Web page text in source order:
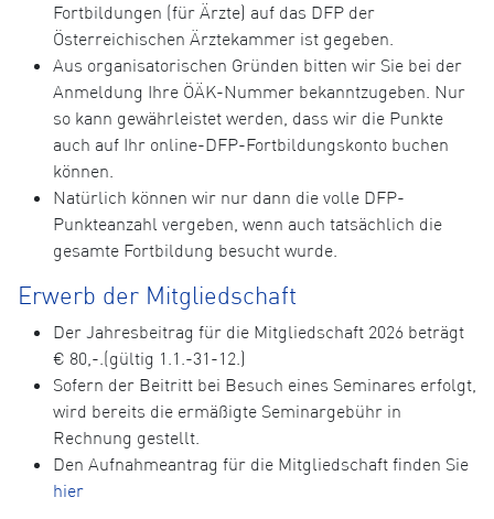
Fortbildungen (für Ärzte) auf das DFP der
Österreichischen Ärztekammer ist gegeben.
Aus organisatorischen Gründen bitten wir Sie bei der
Anmeldung Ihre ÖÄK-Nummer bekanntzugeben. Nur
so kann gewährleistet werden, dass wir die Punkte
auch auf Ihr online-DFP-Fortbildungskonto buchen
können.
Natürlich können wir nur dann die volle DFP-
Punkteanzahl vergeben, wenn auch tatsächlich die
gesamte Fortbildung besucht wurde.
Erwerb der Mitgliedschaft
Der Jahresbeitrag für die Mitgliedschaft 2026 beträgt
€ 80,-.(gültig 1.1.-31-12.)
Sofern der Beitritt bei Besuch eines Seminares erfolgt,
wird bereits die ermäßigte Seminargebühr in
Rechnung gestellt.
Den Aufnahmeantrag für die Mitgliedschaft finden Sie
hier